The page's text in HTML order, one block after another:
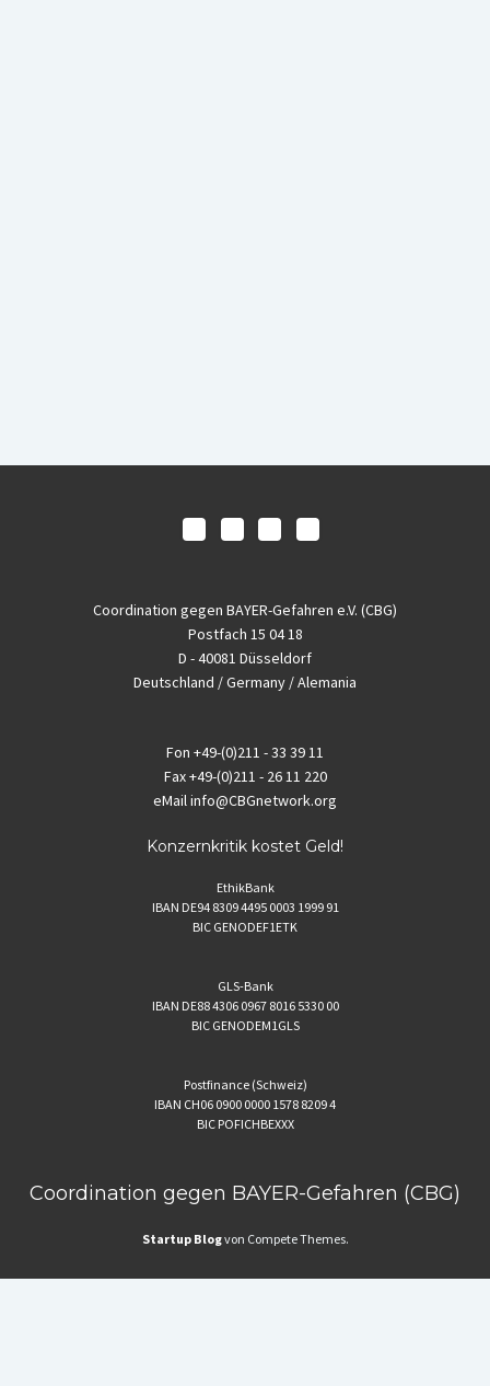
Coordination gegen BAYER-Gefahren e.V. (CBG)
Postfach 15 04 18
D - 40081 Düsseldorf
Deutschland / Germany / Alemania
Fon +49-(0)211 - 33 39 11
Fax+49-(0)211 - 26 11 220
eMailinfo@CBGnetwork.org
Konzernkritik kostet Geld!
EthikBank
IBAN DE94 8309 4495 0003 1999 91
BIC GENODEF1ETK
GLS-Bank
IBAN DE88 4306 0967 8016 5330 00
BIC GENODEM1GLS
Postfinance (Schweiz)
IBAN CH06 0900 0000 1578 8209 4
BIC POFICHBEXXX
Coordination gegen BAYER-Gefahren (CBG)
Startup Blogvon Compete Themes.